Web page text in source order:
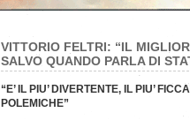
VITTORIO FELTRI: “IL
SALVO QUANDO PARLA DI
“E’ IL PIU’ DIVERTENTE, IL PIU’
POLEMICHE”